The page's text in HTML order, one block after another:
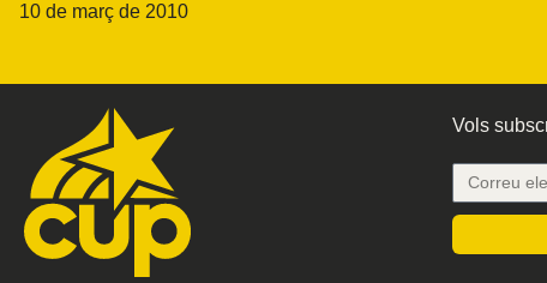
10 de març de 2010
Vols